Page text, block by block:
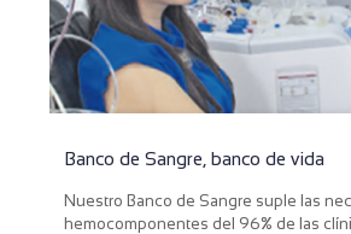
Banco de Sangre, banco de vida
Nuestro Banco de Sangre suple las
hemocomponentes del 96% de las